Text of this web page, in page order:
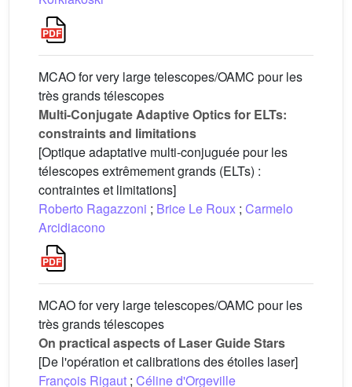
MCAO for very large telescopes/OAMC pour les
très grands télescopes
Multi-Conjugate Adaptive Optics for ELTs:
constraints and limitations
[Optique adaptative multi-conjuguée pour les
télescopes extrêmement grands (ELTs) :
contraintes et limitations]
Roberto Ragazzoni ; Brice Le Roux ; Carmelo
Arcidiacono
MCAO for very large telescopes/OAMC pour les
très grands télescopes
On practical aspects of Laser Guide Stars
[De l'opération et calibrations des étoiles laser]
François Rigaut ; Céline d'Orgeville